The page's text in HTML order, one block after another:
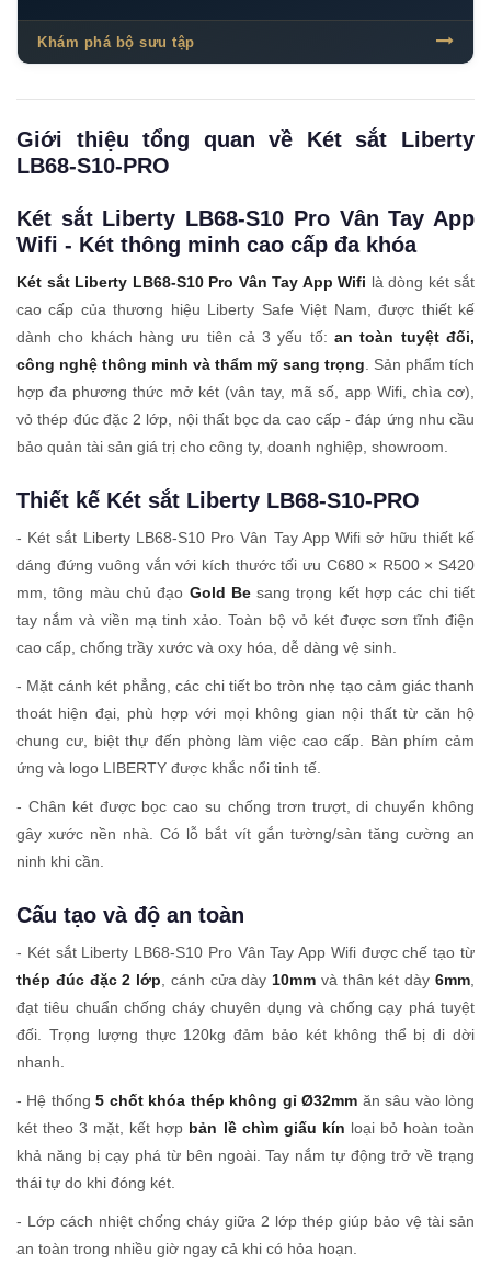
Khám phá bộ sưu tập
Giới thiệu tổng quan về Két sắt Liberty
LB68-S10-PRO
Két sắt Liberty LB68-S10 Pro Vân Tay App
Wifi - Két thông minh cao cấp đa khóa
Két sắt Liberty LB68-S10 Pro Vân Tay App Wifi là dòng két sắt
cao cấp của thương hiệu Liberty Safe Việt Nam, được thiết kế
dành cho khách hàng ưu tiên cả 3 yếu tố:an toàn tuyệt đối,
công nghệ thông minh và thẩm mỹ sang trọng . Sản phẩm tích
hợp đa phương thức mở két (vân tay, mã số, app Wifi, chìa cơ),
vỏ thép đúc đặc 2 lớp, nội thất bọc da cao cấp - đáp ứng nhu cầu
bảo quản tài sản giá trị cho công ty, doanh nghiệp, showroom.
Thiết kế Két sắt Liberty LB68-S10-PRO
- Két sắt Liberty LB68-S10 Pro Vân Tay App Wifi sở hữu thiết kế
dáng đứng vuông vắn với kích thước tối ưu C680 × R500 × S420
mm, tông màu chủ đạo Gold Besang trọng kết hợp các chi tiết
tay nắm và viền mạ tinh xảo. Toàn bộ vỏ két được sơn tĩnh điện
cao cấp, chống trầy xước và oxy hóa, dễ dàng vệ sinh.
- Mặt cánh két phẳng, các chi tiết bo tròn nhẹ tạo cảm giác thanh
thoát hiện đại, phù hợp với mọi không gian nội thất từ căn hộ
chung cư, biệt thự đến phòng làm việc cao cấp. Bàn phím cảm
ứng và logo LIBERTY được khắc nổi tinh tế.
- Chân két được bọc cao su chống trơn trượt, di chuyển không
gây xước nền nhà. Có lỗ bắt vít gắn tường/sàn tăng cường an
ninh khi cần.
Cấu tạo và độ an toàn
- Két sắt Liberty LB68-S10 Pro Vân Tay App Wifi được chế tạo từ
thép đúc đặc 2 lớp , cánh cửa dày 10mm và thân két dày6mm
đạt tiêu chuẩn chống cháy chuyên dụng và chống cạy phá tuyệt
đối. Trọng lượng thực 120kg đảm bảo két không thể bị di dời
nhanh.
- Hệ thống5 chốt khóa thép không gỉ Ø32mm ăn sâu vào lòng
két theo 3 mặt, kết hợp bản lề chìm giấu kín loại bỏ hoàn toàn
khả năng bị cạy phá từ bên ngoài. Tay nắm tự động trở về trạng
thái tự do khi đóng két.
- Lớp cách nhiệt chống cháy giữa 2 lớp thép giúp bảo vệ tài sản
an toàn trong nhiều giờ ngay cả khi có hỏa hoạn.